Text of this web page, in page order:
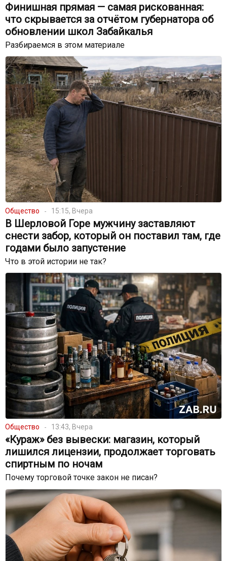
Финишная прямая — самая рискованная:
что скрывается за отчётом губернатора об
обновлении школ Забайкалья
Разбираемся в этом материале
Общество 15:15, Вчера
В Шерловой Горе мужчину заставляют
снести забор, который он поставил там, где
годами было запустение
Что в этой истории не так?
Общество 13:43, Вчера
«Кураж» без вывески: магазин, который
лишился лицензии, продолжает торговать
спиртным по ночам
Почему торговой точке закон не писан?